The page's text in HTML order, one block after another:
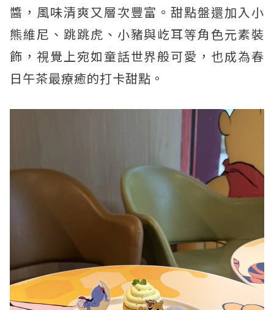
醬，風味清爽又層次豐富。甜點盤還加入小
熊維尼、跳跳虎、小豬與屹耳等角色元素裝
飾，視覺上宛如童話世界般可愛，也成為春
日午茶最療癒的打卡甜點。